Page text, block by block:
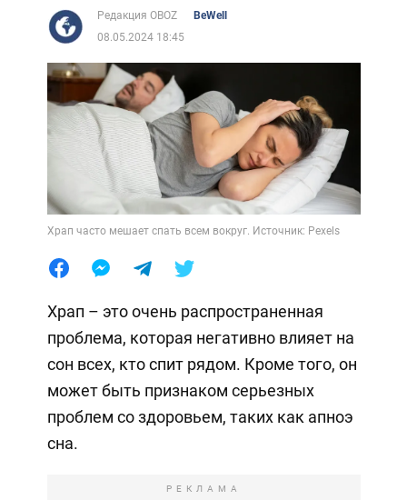
Редакция OBOZ
BeWell
08.05.2024 18:45
Храп часто мешает спать всем вокруг. Источник: Pexels
Храп – это очень распространенная
проблема, которая негативно влияет на
сон всех, кто спит рядом. Кроме того, он
может быть признаком серьезных
проблем со здоровьем, таких как апноэ
сна.
РЕКЛАМА